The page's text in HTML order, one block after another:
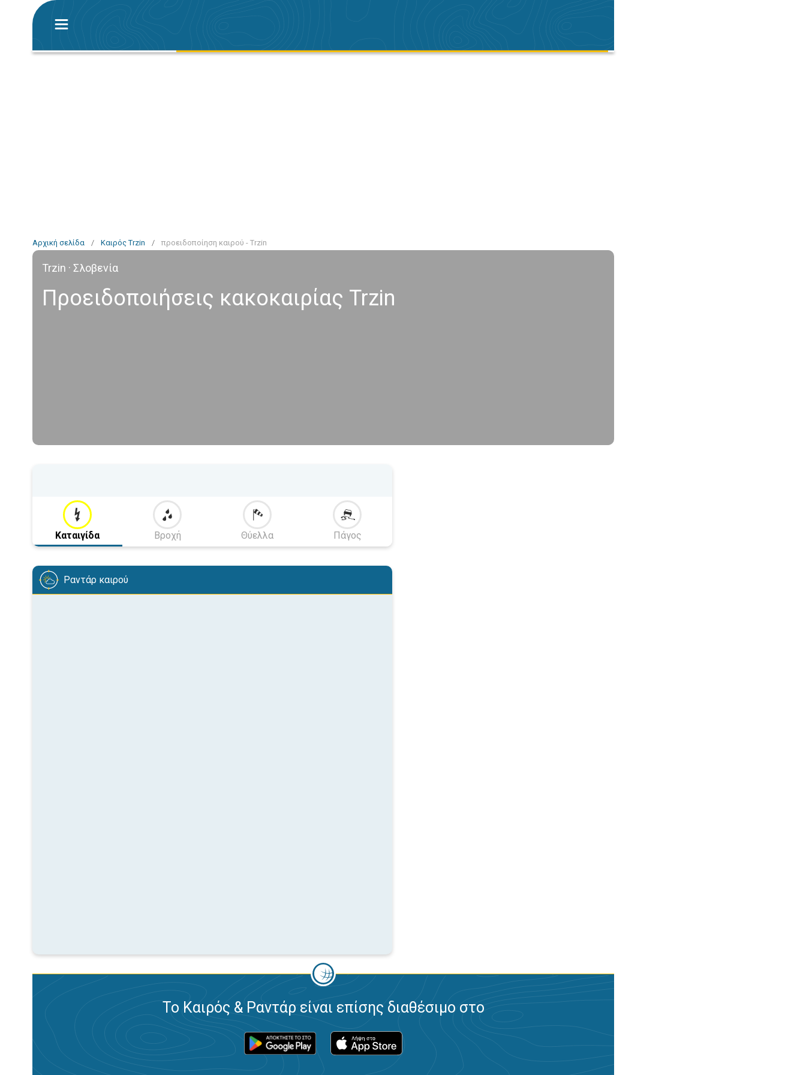
Αρχική σελίδα / Καιρός Trzin / προειδοποίηση καιρού - Trzin
Trzin · Σλοβενία
Προειδοποιήσεις κακοκαιρίας Trzin
Καταιγίδα Βροχή Θύελλα Πάγος
Ραντάρ καιρού
Το Καιρός & Ραντάρ είναι επίσης διαθέσιμο στο